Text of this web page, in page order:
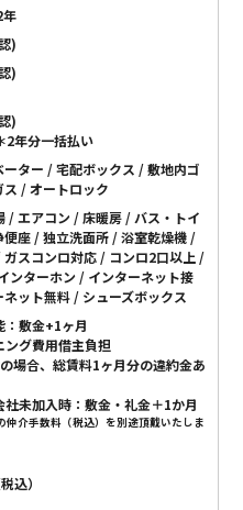
年
)
)
)
年分一括払い
ター / 宅配ボックス / 敷地内ゴ
/ オートロック
/ エアコン / 床暖房 / バス・トイ
便座 / 独立洗面所 / 浴室乾燥機 /
スコンロ対応 / コンロ2口以上 /
ンターホン / インターネット接
ット無料 / シューズボックス
：敷金+1ヶ月
ング費用借主負担
場合、総賃料1ヶ月分の違約金あ
未加入時：敷金・礼金＋1か月
介手数料（税込）を別途頂戴いたしま
込）